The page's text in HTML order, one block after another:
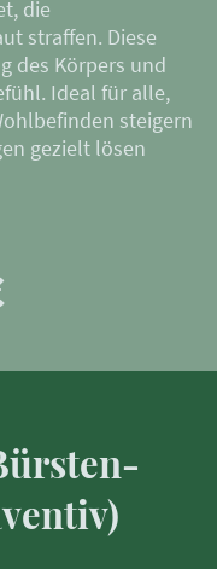
die
straffen. Diese
des Körpers und
Ideal für alle,
steigern
gezielt lösen